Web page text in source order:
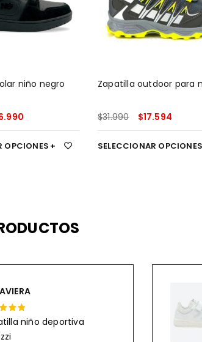
niño negro
OPCIONES
Zapatilla outdoor para
$31.990 $17.594
SELECCIONAR OPCIONES
5 out niño deportiva